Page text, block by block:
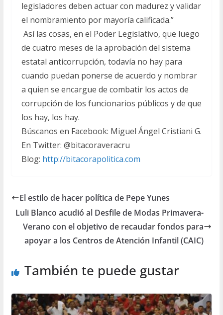
legisladores deben actuar con madurez y validar
el nombramiento por mayoría calificada.”
Así las cosas, en el Poder Legislativo, que luego
de cuatro meses de la aprobación del sistema
estatal anticorrupción, todavía no hay para
cuando puedan ponerse de acuerdo y nombrar
a quien se encargue de combatir los actos de
corrupción de los funcionarios públicos y de que
los hay, los hay.
Búscanos en Facebook: Miguel Ángel Cristiani G.
En Twitter: @bitacoraveracru
Blog: http://bitacorapolitica.com
El estilo de hacer política de Pepe Yunes
Luli Blanco acudió al Desfile de Modas Primavera-
Verano con el objetivo de recaudar fondos para
apoyar a los Centros de Atención Infantil (CAIC)
También te puede gustar